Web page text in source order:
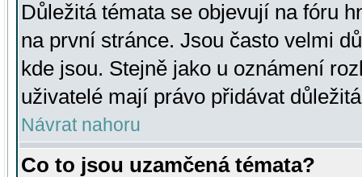
Důležitá témata se objevují na fóru
na první stránce. Jsou často velmi
kde jsou. Stejně jako u oznámení
uživatelé mají právo přidávat
Návrat nahoru
Co to jsou uzamčená témata?